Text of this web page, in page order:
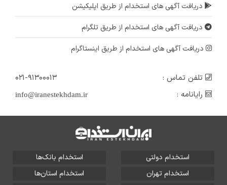
دریافت آگهی های استخدام از طریق اپلیکیشن
دریافت آگهی های استخدام از طریق تلگرام
دریافت آگهی های استخدام از طریق اینستاگرام
تلفن تماس :
۰۲۱-۹۱۳۰۰۰۱۳
رایانامه :
info@iranestekhdam.ir
استخدام دولتی
استخدام بانک‌ها
استخدام تهران
استخدام استان‌ها